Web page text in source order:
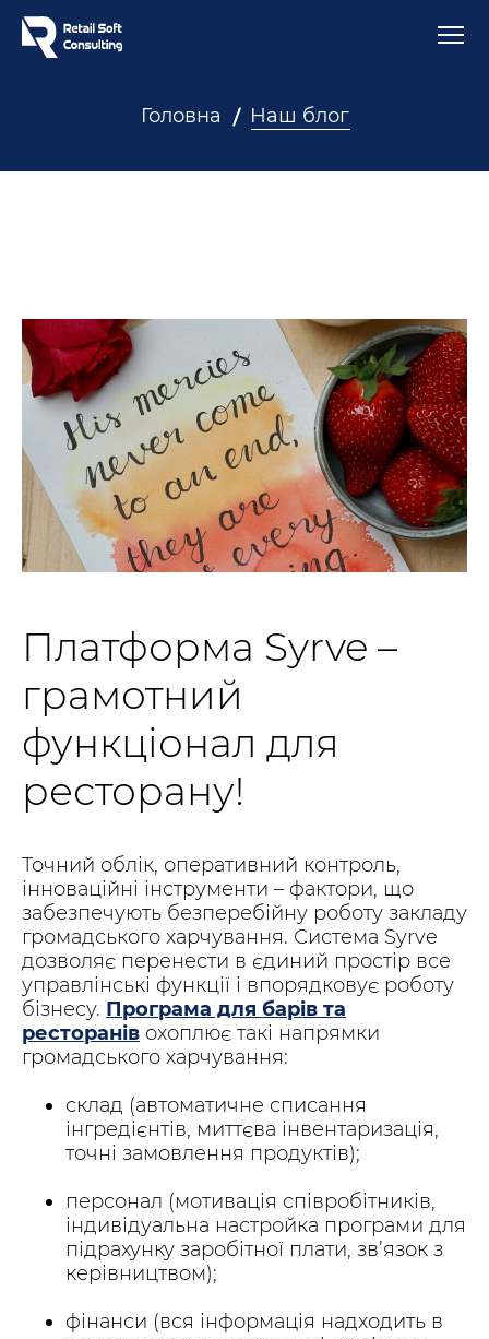
Головна Наш блог
Платформа Syrve –
грамотний
функціонал для
ресторану!
Точний облік, оперативний контроль,
інноваційні інструменти – фактори, що
забезпечують безперебійну роботу закладу
громадського харчування. Система Syrve
дозволяє перенести в єдиний простір все
управлінські функції і впорядковує роботу
бізнесу. Програма для барів та
ресторанів охоплює такі напрямки
громадського харчування:
склад (автоматичне списання
інгредієнтів, миттєва інвентаризація,
точні замовлення продуктів);
персонал (мотивація співробітників,
індивідуальна настройка програми для
підрахунку заробітної плати, зв’язок з
керівництвом);
фінанси (вся інформація надходить в